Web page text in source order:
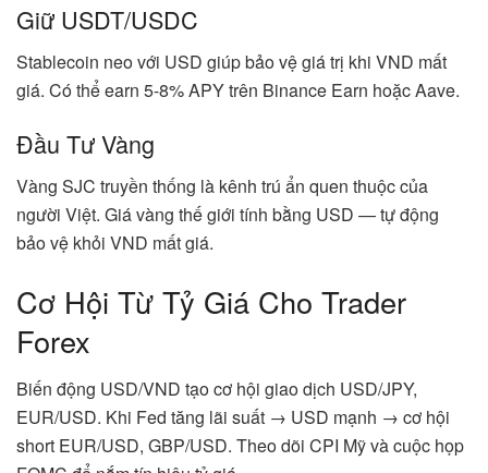
Giữ USDT/USDC
Stablecoin neo với USD giúp bảo vệ giá trị khi VND mất
giá. Có thể earn 5-8% APY trên Binance Earn hoặc Aave.
Đầu Tư Vàng
Vàng SJC truyền thống là kênh trú ẩn quen thuộc của
người Việt. Giá vàng thế giới tính bằng USD — tự động
bảo vệ khỏi VND mất giá.
Cơ Hội Từ Tỷ Giá Cho Trader
Forex
Biến động USD/VND tạo cơ hội giao dịch USD/JPY,
EUR/USD. Khi Fed tăng lãi suất → USD mạnh → cơ hội
short EUR/USD, GBP/USD. Theo dõi CPI Mỹ và cuộc họp